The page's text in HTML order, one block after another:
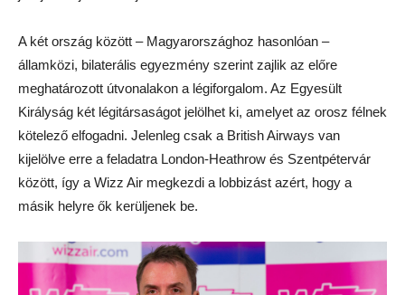
A két ország között – Magyarországhoz hasonlóan –
államközi, bilaterális egyezmény szerint zajlik az előre
meghatározott útvonalakon a légiforgalom. Az Egyesült
Királyság két légitársaságot jelölhet ki, amelyet az orosz félnek
kötelező elfogadni. Jelenleg csak a British Airways van
kijelölve erre a feladatra London-Heathrow és Szentpétervár
között, így a Wizz Air megkezdi a lobbizást azért, hogy a
másik helyre ők kerüljenek be.